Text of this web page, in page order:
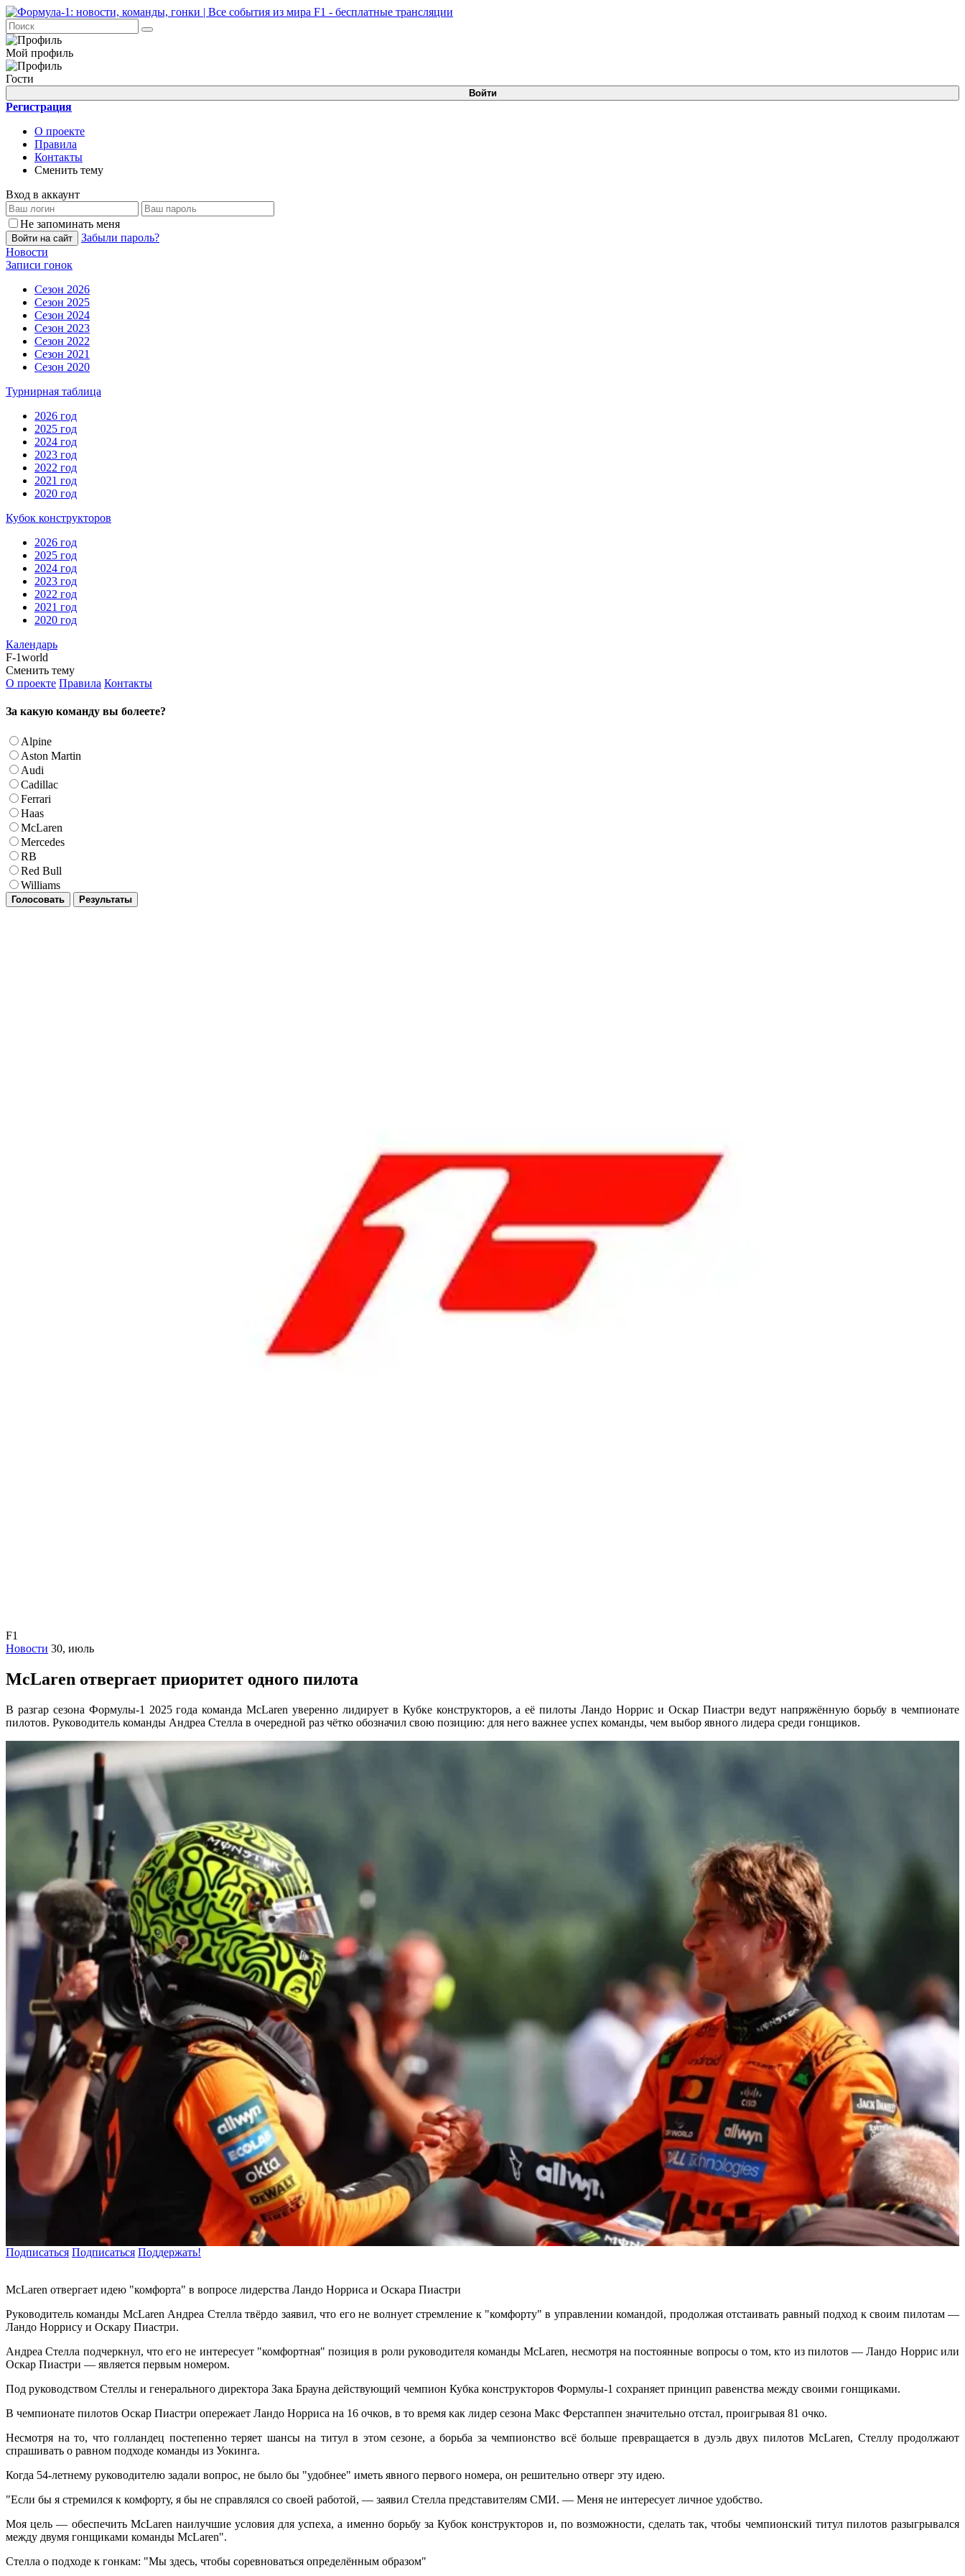
Мой профиль
Гости
Войти
Регистрация
О проекте
Правила
Контакты
Сменить тему
Вход в аккаунт
Не запоминать меня
Войти на сайт
Забыли пароль?
Новости
Записи гонок
Сезон 2026
Сезон 2025
Сезон 2024
Сезон 2023
Сезон 2022
Сезон 2021
Сезон 2020
Турнирная таблица
2026 год
2025 год
2024 год
2023 год
2022 год
2021 год
2020 год
Кубок конструкторов
2026 год
2025 год
2024 год
2023 год
2022 год
2021 год
2020 год
Календарь
F-1world
Сменить тему
О проекте Правила Контакты
За какую команду вы болеете?
Alpine
Aston Martin
Audi
Cadillac
Ferrari
Haas
McLaren
Mercedes
RB
Red Bull
Williams
Голосовать Результаты
F1
Новости 30, июль
McLaren отвергает приоритет одного пилота
В разгар сезона Формулы-1 2025 года команда McLaren уверенно лидирует в Кубке конструкторов, а её пилоты Ландо Норрис и Оскар Пиастри ведут напряжённую борьбу в чемпионате
пилотов. Руководитель команды Андреа Стелла в очередной раз чётко обозначил свою позицию: для него важнее успех команды, чем выбор явного лидера среди гонщиков.
Подписаться Подписаться Поддержать!
McLaren отвергает идею "комфорта" в вопросе лидерства Ландо Норриса и Оскара Пиастри
Руководитель команды McLaren Андреа Стелла твёрдо заявил, что его не волнует стремление к "комфорту" в управлении командой, продолжая отстаивать равный подход к своим пилотам —
Ландо Норрису и Оскару Пиастри.
Андреа Стелла подчеркнул, что его не интересует "комфортная" позиция в роли руководителя команды McLaren, несмотря на постоянные вопросы о том, кто из пилотов — Ландо Норрис или
Оскар Пиастри — является первым номером.
Под руководством Стеллы и генерального директора Зака Брауна действующий чемпион Кубка конструкторов Формулы-1 сохраняет принцип равенства между своими гонщиками.
В чемпионате пилотов Оскар Пиастри опережает Ландо Норриса на 16 очков, в то время как лидер сезона Макс Ферстаппен значительно отстал, проигрывая 81 очко.
Несмотря на то, что голландец постепенно теряет шансы на титул в этом сезоне, а борьба за чемпионство всё больше превращается в дуэль двух пилотов McLaren, Стеллу продолжают
спрашивать о равном подходе команды из Уокинга.
Когда 54-летнему руководителю задали вопрос, не было бы "удобнее" иметь явного первого номера, он решительно отверг эту идею.
"Если бы я стремился к комфорту, я бы не справлялся со своей работой, — заявил Стелла представителям СМИ. — Меня не интересует личное удобство.
Моя цель — обеспечить McLaren наилучшие условия для успеха, а именно борьбу за Кубок конструкторов и, по возможности, сделать так, чтобы чемпионский титул пилотов разыгрывался
между двумя гонщиками команды McLaren".
Стелла о подходе к гонкам: "Мы здесь, чтобы соревноваться определённым образом"